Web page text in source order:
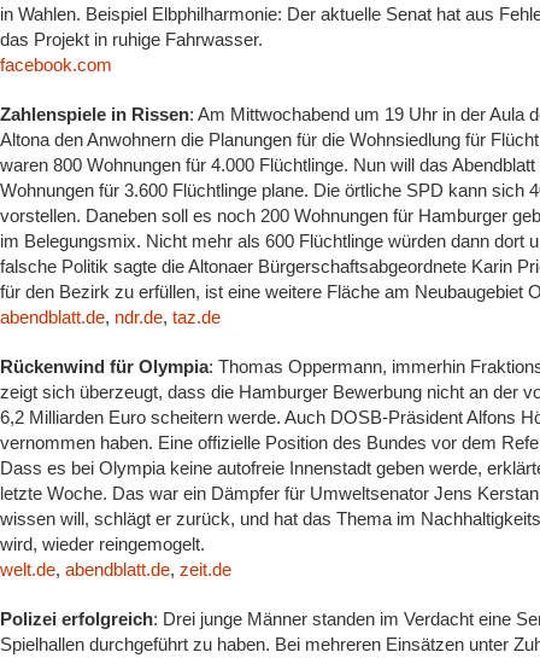
in Wahlen. Beispiel Elbphilharmonie: Der aktuelle Senat hat aus
das Projekt in ruhige Fahrwasser.
facebook.com
Zahlenspiele in Rissen: Am Mittwochabend um 19 Uhr in der Aula
Altona den Anwohnern die Planungen für die Wohnsiedlung für
waren 800 Wohnungen für 4.000 Flüchtlinge. Nun will das
Wohnungen für 3.600 Flüchtlinge plane. Die örtliche SPD kann sich
vorstellen. Daneben soll es noch 200 Wohnungen für Hamburger
im Belegungsmix. Nicht mehr als 600 Flüchtlinge würden dann dort
falsche Politik sagte die Altonaer Bürgerschaftsabgeordnete Karin
für den Bezirk zu erfüllen, ist eine weitere Fläche am Neubaugebiet
abendblatt.de, ndr.de, taz.de
Rückenwind für Olympia: Thomas Oppermann, immerhin
zeigt sich überzeugt, dass die Hamburger Bewerbung nicht an der
6,2 Milliarden Euro scheitern werde. Auch DOSB-Präsident Alfons
vernommen haben. Eine offizielle Position des Bundes vor dem
Dass es bei Olympia keine autofreie Innenstadt geben werde,
letzte Woche. Das war ein Dämpfer für Umweltsenator Jens
wissen will, schlägt er zurück, und hat das Thema im
wird, wieder reingemogelt.
welt.de, abendblatt.de, zeit.de
Polizei erfolgreich: Drei junge Männer standen im Verdacht eine
Spielhallen durchgeführt zu haben. Bei mehreren Einsätzen unter